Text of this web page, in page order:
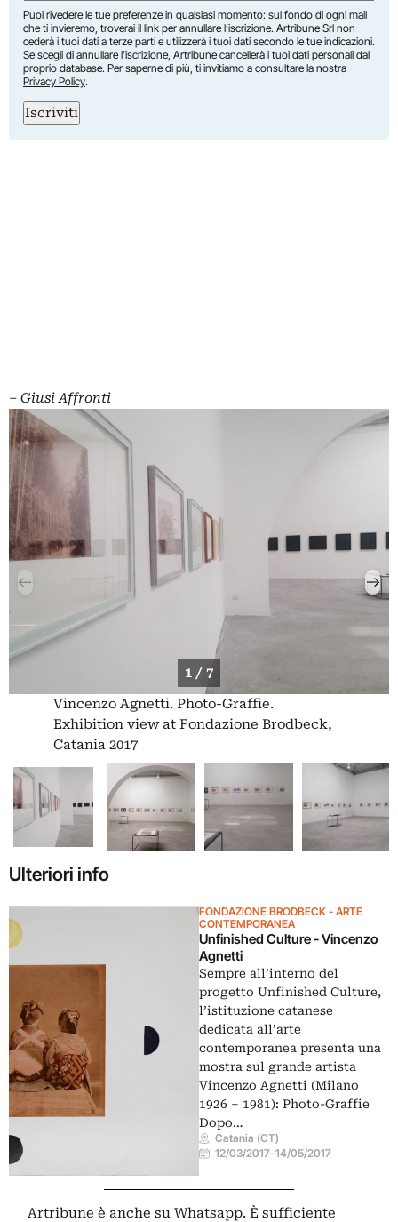
Puoi rivedere le tue preferenze in qualsiasi momento: sul fondo di ogni mail
che ti invieremo, troverai il link per annullare l’iscrizione. Artribune Srl non
cederà i tuoi dati a terze parti e utilizzerà i tuoi dati secondo le tue indicazioni.
Se scegli di annullare l’iscrizione, Artribune cancellerà i tuoi dati personali dal
proprio database. Per saperne di più, ti invitiamo a consultare la nostra
Privacy Policy.
Iscriviti
– Giusi Affronti
1 / 7
Vincenzo Agnetti. Photo-Graffie.
Exhibition view at Fondazione Brodbeck,
Catania 2017
Ulteriori info
FONDAZIONE BRODBECK - ARTE
CONTEMPORANEA
Unfinished Culture - Vincenzo
Agnetti
Sempre all’interno del
progetto Unfinished Culture,
l’istituzione catanese
dedicata all’arte
contemporanea presenta una
mostra sul grande artista
Vincenzo Agnetti (Milano
1926 – 1981): Photo-Graffie
Dopo…
Catania (CT)
12/03/2017–14/05/2017
Artribune è anche su Whatsapp. È sufficiente